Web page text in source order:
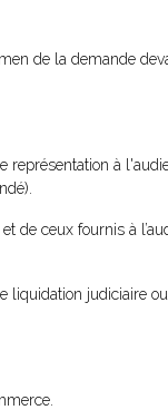
de la demande
représentation à
de ceux fournis à
liquidation judiciaire